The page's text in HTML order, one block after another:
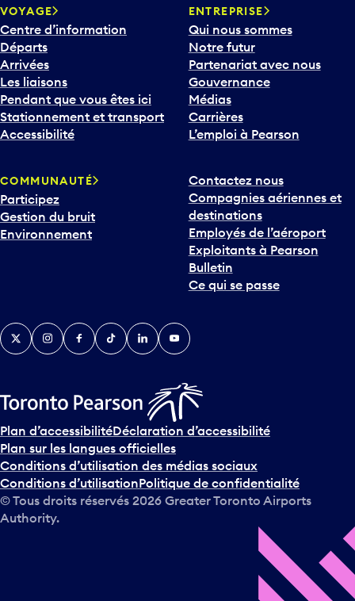
v
e
r
s
l
e
b
a
o
u
r
i
v
e
n
s
u
r
l
e
c
a
VOYAGE
Centre d’information
Départs
Arrivées
Les liaisons
Pendant que vous êtes ici
Stationnement et transport
Accessibilité
ENTREPRISE
Qui nous sommes
Notre futur
Partenariat avec nous
Gouvernance
Médias
Carrières
L’emploi à Pearson
COMMUNAUTÉ
Participez
Gestion du bruit
Environnement
Contactez nous
Compagnies aériennes et
destinations
Employés de l’aéroport
Exploitants à Pearson
Bulletin
Ce qui se passe
TwitterInstagramFacebook
TikTokLinkedInYouTube
Plan d’accessibilitéDéclaration d’accessibilité
Plan sur les langues officielles
Conditions d’utilisation des médias sociaux
Conditions d’utilisationPolitique de confidentialité
© Tous droits réservés 2026 Greater Toronto Airports
Authority.